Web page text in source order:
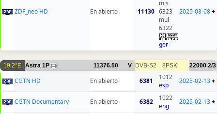
ZDF_neo HD En abierto 11130
mis
6323
mul
6322
ger
2025-03-08+
19.2°E Astra 1P 6 11376.50 V DVB-S2 8PSK 22000 2/3
CGTN HD En abierto 6381
1012
esp
2025-02-13+
CGTN Documentary En abierto 6382
1022
eng
2025-02-13+